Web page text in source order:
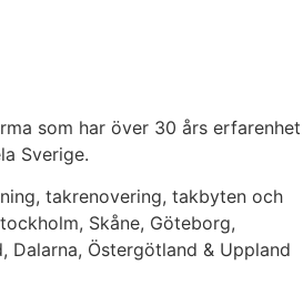
som har över 30 års erfarenhet
Sverige.
takrenovering, takbyten och
Skåne, Göteborg,
Dalarna, Östergötland & Uppland